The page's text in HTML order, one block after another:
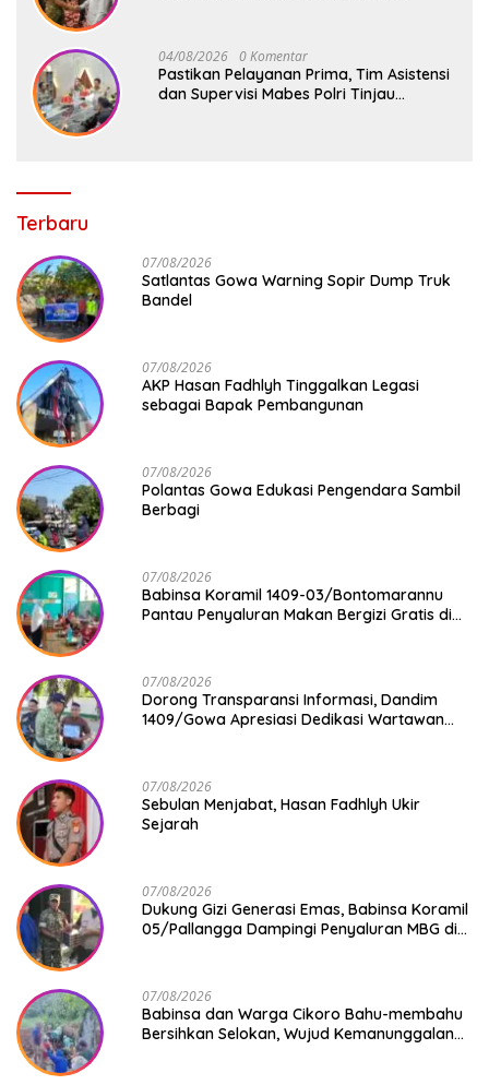
04/08/2026 0 Komentar
Pastikan Pelayanan Prima, Tim Asistensi
dan Supervisi Mabes Polri Tinjau
Terbaru
07/08/2026
Satlantas Gowa Warning Sopir Dump Truk
Bandel
07/08/2026
AKP Hasan Fadhlyh Tinggalkan Legasi
sebagai Bapak Pembangunan
07/08/2026
Polantas Gowa Edukasi Pengendara Sambil
Berbagi
07/08/2026
Babinsa Koramil 1409-03/Bontomarannu
Pantau Penyaluran Makan Bergizi Gratis di
07/08/2026
Dorong Transparansi Informasi, Dandim
1409/Gowa Apresiasi Dedikasi Wartawan
07/08/2026
Sebulan Menjabat, Hasan Fadhlyh Ukir
Sejarah
07/08/2026
Dukung Gizi Generasi Emas, Babinsa Koramil
05/Pallangga Dampingi Penyaluran MBG di
07/08/2026
Babinsa dan Warga Cikoro Bahu-membahu
Bersihkan Selokan, Wujud Kemanunggalan